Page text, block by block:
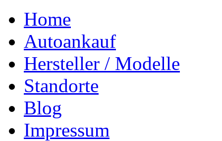
Home
Autoankauf
Hersteller / Modelle
Standorte
Blog
Impressum